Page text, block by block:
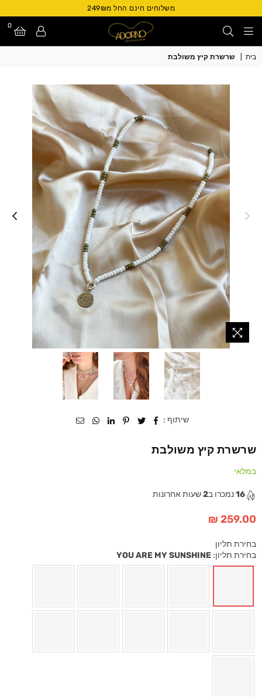
משלוחים חינם החל מ249₪
Adorno
0
בית שרשרת קיץ משולבת
שיתוף :
שרשרת קיץ משולבת
במלאי
16נמכרו ב2שעות אחרונות
מחיר
259.00 ₪
בחירת תליון
בחירת תליון: YOU ARE MY SUNSHINE